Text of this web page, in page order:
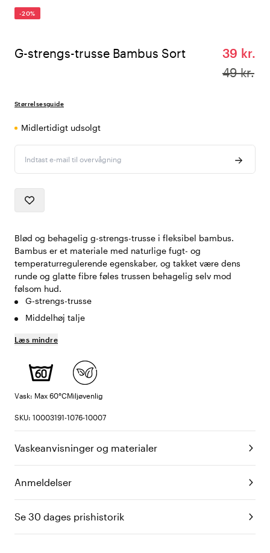
-20%
G-strengs-trusse Bambus Sort
39 kr.
49 kr.
Størrelsesguide
Midlertidigt udsolgt
Blød og behagelig g-strengs-trusse i fleksibel bambus.
Bambus er et materiale med naturlige fugt- og
temperaturregulerende egenskaber, og takket være dens
runde og glatte fibre føles trussen behagelig selv mod
følsom hud.
G-strengs-trusse
Middelhøj talje
Læs mindre
Vask: Max 60°CMiljøvenlig
SKU: 10003191-1076-10007
Vaskeanvisninger og materialer
Anmeldelser
Se 30 dages prishistorik